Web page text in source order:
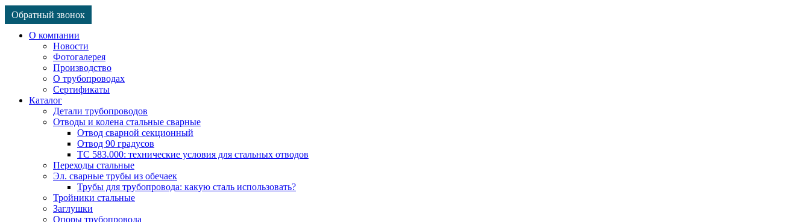
Обратный звонок
О компании
Новости
Фотогалерея
Производство
О трубопроводах
Сертификаты
Каталог
Детали трубопроводов
Отводы и колена стальные сварные
Отвод сварной секционный
Отвод 90 градусов
ТС 583.000: технические условия для стальных отводов
Переходы стальные
Эл. сварные трубы из обечаек
Трубы для трубопровода: какую сталь использовать?
Тройники стальные
Заглушки
Опоры трубопровода